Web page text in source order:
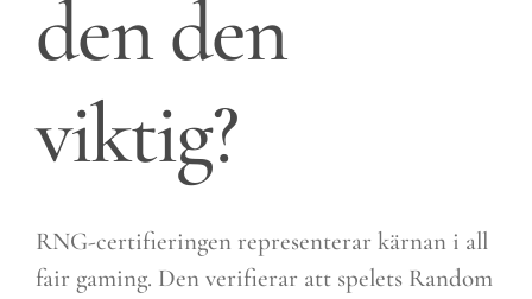
den den
viktig?
RNG-certifieringen representerar kärnan i all
fair gaming. Den verifierar att spelets Random